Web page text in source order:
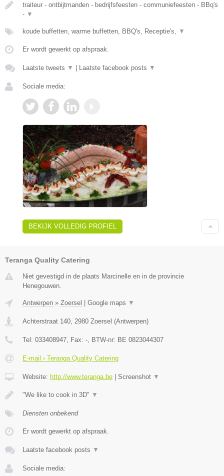
traiteur - ontbijtmanden - bedrijfsfeesten - communiefeesten - BBq's
- ▼
koude buffetten, warme buffetten, BBQ's, Receptie's, ▼
Er wordt gewerkt op afspraak.
Laatste tweets ▼ | Laatste facebook posts ▼
Sociale media:
BEKIJK VOLLEDIG PROFIEL
Teranga Quality Catering
Niet gevestigd in de plaats Marcinelle en in de provincie
Henegouwen.
Antwerpen » Zoersel Google maps ▼
Achterstraat 140, 2980 Zoersel (Antwerpen)
Tel: 033408947, Fax: -, BTW-nr: BE 0823044307
E-mail › Teranga Quality Catering
Website: http://www.teranga.be Screenshot ▼
"We like to cook in 3D" ▼
Diensten onbekend
Er wordt gewerkt op afspraak.
Laatste facebook posts ▼
Sociale media: